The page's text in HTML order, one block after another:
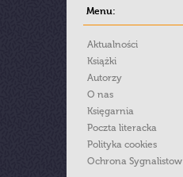
Menu:
Aktualności
Książki
Autorzy
O nas
Księgarnia
Poczta literacka
Polityka cookies
Ochrona Sygnalistow